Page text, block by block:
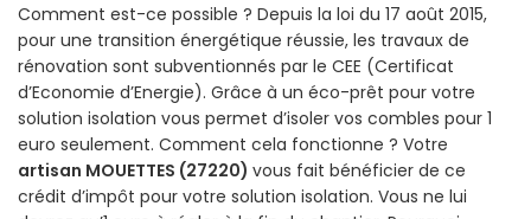
Comment est-ce possible ? Depuis la loi du 17 août 2015,
pour une transition énergétique réussie, les travaux de
rénovation sont subventionnés par le CEE (Certificat
d’Economie d’Energie). Grâce à un éco-prêt pour votre
solution isolation vous permet d’isoler vos combles pour 1
euro seulement. Comment cela fonctionne ? Votre
artisan MOUETTES (27220) vous fait bénéficier de ce
crédit d’impôt pour votre solution isolation. Vous ne lui